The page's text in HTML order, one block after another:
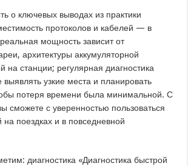
о ключевых выводах из практики
протоколов и кабелей — в
мощность зависит от
архитектуры аккумуляторной
на станции; регулярная диагностика
выявлять узкие места и планировать
потеря времени была минимальной. С
сможете с уверенностью пользоваться
на поездках и в повседневной
диагностика «Диагностика быстрой